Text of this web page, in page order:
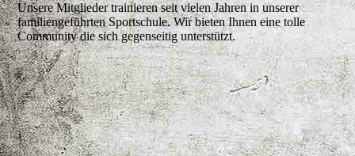
Unsere Mitglieder trainieren seit vielen Jahren in unserer
familiengeführten Sportschule. Wir bieten Ihnen eine tolle
Community die sich gegenseitig unterstützt.